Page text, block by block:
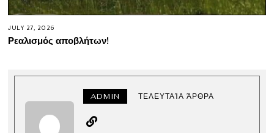
JULY 27, 2026
Ρεαλισμός αποβλήτων!
ADMIN ΤΕΛΕΥΤΑΊΑ ΆΡΘΡΑ